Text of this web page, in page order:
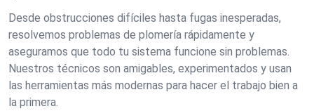
Desde obstrucciones difíciles hasta fugas inesperadas,
resolvemos problemas de plomería rápidamente y
aseguramos que todo tu sistema funcione sin problemas.
Nuestros técnicos son amigables, experimentados y usan
las herramientas más modernas para hacer el trabajo bien a
la primera.